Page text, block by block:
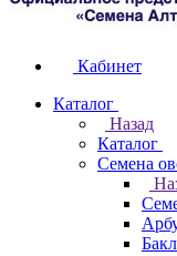
Кабинет
Каталог
Назад
Каталог
Семена